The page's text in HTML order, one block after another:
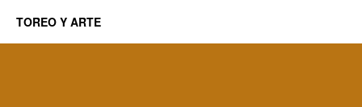
TOREO Y ARTE